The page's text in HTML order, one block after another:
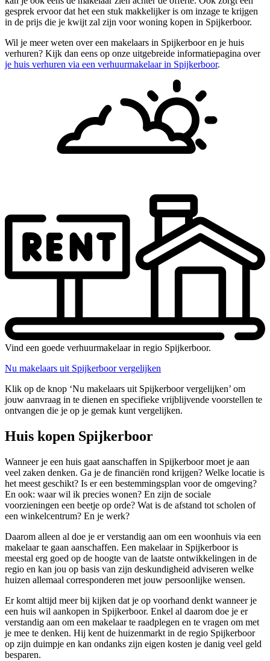
gesprek ervoor dat het een stuk makkelijker is om inzage te krijgen
in de prijs die je kwijt zal zijn voor woning kopen in Spijkerboor.
Wil je meer weten over een makelaars in Spijkerboor en je huis
verhuren? Kijk dan eens op onze uitgebreide informatiepagina over
je huis verhuren via een verhuurmakelaar in Spijkerboor.
Vind een goede verhuurmakelaar in regio Spijkerboor.
Nu makelaars uit Spijkerboor vergelijken
Klik op de knop ‘Nu makelaars uit Spijkerboor vergelijken’ om
jouw aanvraag in te dienen en specifieke vrijblijvende voorstellen te
ontvangen die je op je gemak kunt vergelijken.
Huis kopen Spijkerboor
Wanneer je een huis gaat aanschaffen in Spijkerboor moet je aan
veel zaken denken. Ga je de financiën rond krijgen? Welke locatie is
het meest geschikt? Is er een bestemmingsplan voor de omgeving?
En ook: waar wil ik precies wonen? En zijn de sociale
voorzieningen een beetje op orde? Wat is de afstand tot scholen of
een winkelcentrum? En je werk?
Daarom alleen al doe je er verstandig aan om een woonhuis via een
makelaar te gaan aanschaffen. Een makelaar in Spijkerboor is
meestal erg goed op de hoogte van de laatste ontwikkelingen in de
regio en kan jou op basis van zijn deskundigheid adviseren welke
huizen allemaal corresponderen met jouw persoonlijke wensen.
Er komt altijd meer bij kijken dat je op voorhand denkt wanneer je
een huis wil aankopen in Spijkerboor. Enkel al daarom doe je er
verstandig aan om een makelaar te raadplegen en te vragen om met
je mee te denken. Hij kent de huizenmarkt in de regio Spijkerboor
op zijn duimpje en kan ondanks zijn eigen kosten je danig veel geld
besparen.